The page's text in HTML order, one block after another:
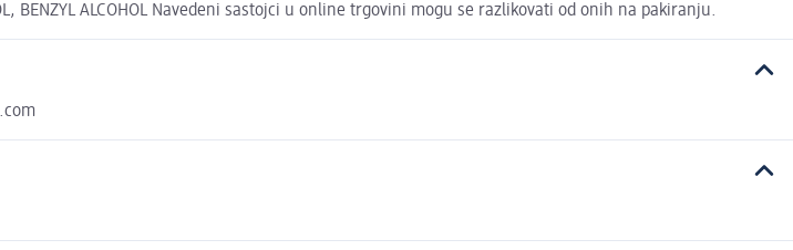
BENZYL ALCOHOL Navedeni sastojci u online trgovini mogu se razlikovati od onih na pakiranju.